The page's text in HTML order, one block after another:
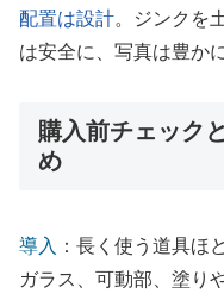
配置は設計。ジンクを
は安全に、写真は豊か
購入前チェック
め
導入 ：長く使う道具ほ
ガラス、可動部、塗り